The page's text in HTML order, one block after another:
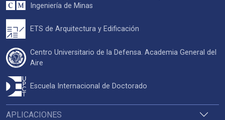
APLICACIONES
Ingeniería de Minas
ETS de Arquitectura y Edificación
Centro Universitario de la Defensa. Academia General del
Aire
Escuela Internacional de Doctorado